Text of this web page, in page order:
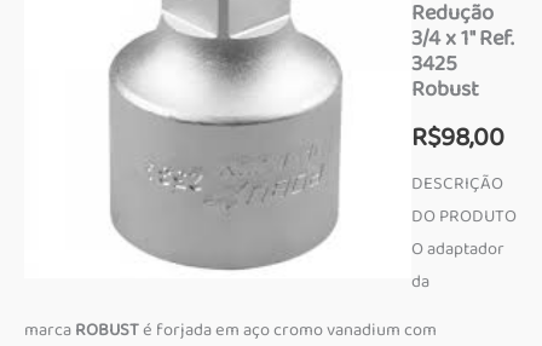
Redução
3/4 x 1″ Ref.
3425
Robust
R$98,00
DESCRIÇÃO
DO PRODUTO
O adaptador
da
marcaROBUSTé forjada em aço cromo vanadium com